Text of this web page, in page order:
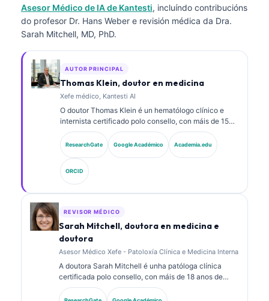
Asesor Médico de IA de Kantesti, incluíndo contribucións
do profesor Dr. Hans Weber e revisión médica da Dra.
Sarah Mitchell, MD, PhD.
AUTOR PRINCIPAL
Thomas Klein, doutor en medicina
Xefe médico, Kantesti AI
O doutor Thomas Klein é un hematólogo clínico e
internista certificado polo consello, con máis de 15
anos de experiencia en medicina de laboratorio e
análise clínica asistida por IA. Como director médico
en Kantesti AI, proporciona supervisión clínica sobre
a exactitude médica da rede neuronal propietaria. O
doutor Klein publicou extensamente sobre a
interpretación de biomarcadores e diagnósticos de
laboratorio en temas de medicina de laboratorio.
ResearchGate Google Académico Academia.edu
ORCID
REVISOR MÉDICO
Sarah Mitchell, doutora en medicina e
doutora
Asesor Médico Xefe - Patoloxía Clínica e Medicina Interna
A doutora Sarah Mitchell é unha patóloga clínica
certificada polo consello, con máis de 18 anos de
experiencia en medicina de laboratorio e análise
diagnóstica. Ten certificacións de especialidade en